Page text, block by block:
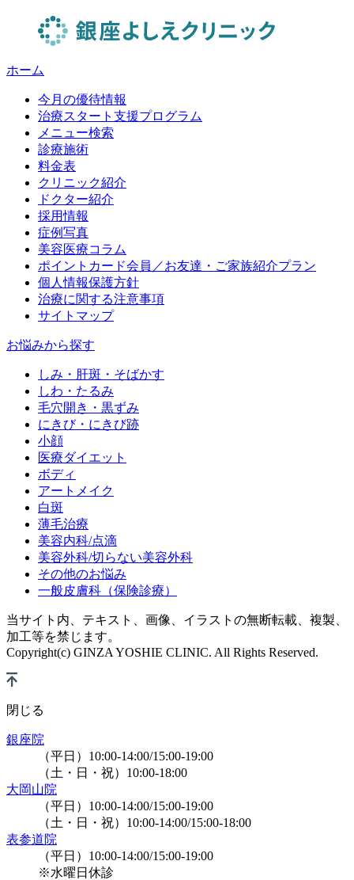
ホーム
今月の優待情報
治療スタート支援プログラム
メニュー検索
診療施術
料金表
クリニック紹介
ドクター紹介
採用情報
症例写真
美容医療コラム
ポイントカード会員／お友達・ご家族紹介プラン
個人情報保護方針
治療に関する注意事項
サイトマップ
お悩みから探す
しみ・肝斑・そばかす
しわ・たるみ
毛穴開き・黒ずみ
にきび・にきび跡
小顔
医療ダイエット
ボディ
アートメイク
白斑
薄毛治療
美容内科/点滴
美容外科/切らない美容外科
その他のお悩み
一般皮膚科（保険診療）
当サイト内、テキスト、画像、イラストの無断転載、複製、
加工等を禁じます。
Copyright(c) GINZA YOSHIE CLINIC. All Rights Reserved.
閉じる
銀座院
（平日）10:00-14:00/15:00-19:00
（土・日・祝）10:00-18:00
大岡山院
（平日）10:00-14:00/15:00-19:00
（土・日・祝）10:00-14:00/15:00-18:00
表参道院
（平日）10:00-14:00/15:00-19:00
※水曜日休診